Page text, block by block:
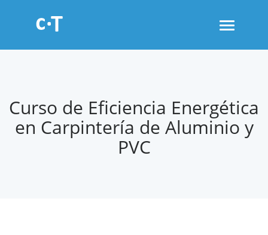
Toggle
Curso de Eficiencia Energética
en Carpintería de Aluminio y
PVC